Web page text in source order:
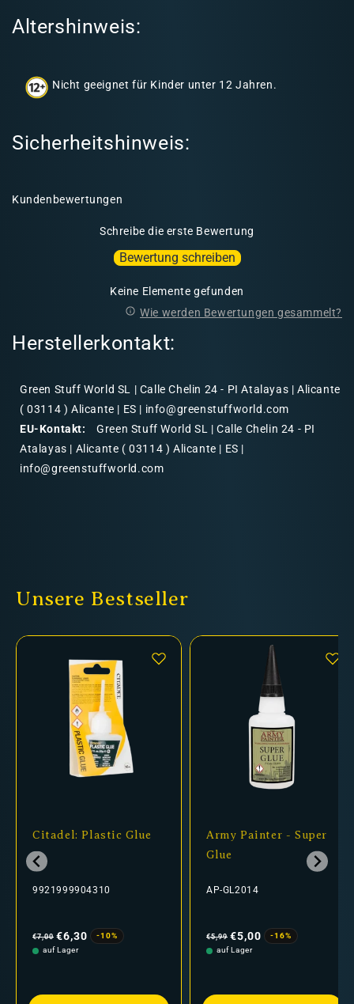
n
Altershinweis:
Nicht geeignet für Kinder unter 12 Jahren.
Sicherheitshinweis:
Kundenbewertungen
Schreibe die erste Bewertung
Bewertung schreiben
Keine Elemente gefunden
Wie werden Bewertungen gesammelt?
Herstellerkontakt:
Green Stuff World SL | Calle Chelin 24 - PI Atalayas | Alicante
( 03114 ) Alicante | ES | info@greenstuffworld.com
EU-Kontakt:
Green Stuff World SL | Calle Chelin 24 - PI
Atalayas | Alicante ( 03114 ) Alicante | ES |
info@greenstuffworld.com
Unsere Bestseller
Citadel: Plastic Glue
9921999904310
Preis
€7,00 €6,30
-10%
auf Lager
Army Painter - Super
Glue
AP-GL2014
Preis
€5,99 €5,00
-16%
auf Lager